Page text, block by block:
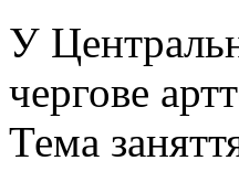
У
чергове
Тема